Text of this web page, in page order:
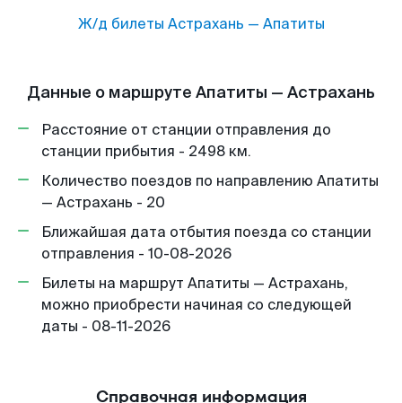
Ж/д билеты Астрахань — Апатиты
Данные о маршруте Апатиты — Астрахань
Расстояние от станции отправления до
станции прибытия - 2498 км.
Количество поездов по направлению Апатиты
— Астрахань - 20
Ближайшая дата отбытия поезда со станции
отправления - 10-08-2026
Билеты на маршрут Апатиты — Астрахань,
можно приобрести начиная со следующей
даты - 08-11-2026
Справочная информация